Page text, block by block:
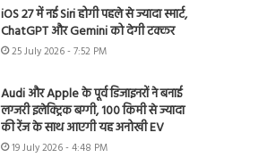
iOS 27 में नई Siri होगी पहले से ज्यादा स्मार्ट,
ChatGPT और Gemini को देगी टक्कर
25 July 2026 - 7:52 PM
Audi और Apple के पूर्व डिजाइनरों ने बनाई
लग्जरी इलेक्ट्रिक बग्गी, 100 किमी से ज्यादा
की रेंज के साथ आएगी यह अनोखी EV
19 July 2026 - 4:48 PM